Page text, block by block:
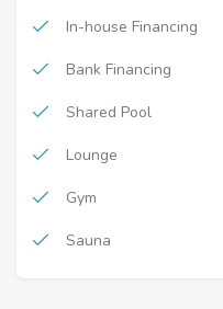
In-house Financing
Bank Financing
Shared Pool
Lounge
Gym
Sauna